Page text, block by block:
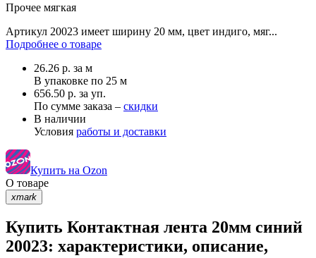
Прочее мягкая
Артикул 20023 имеет ширину 20 мм, цвет индиго, мяг...
Подробнее о товаре
26.26 р. за м
В упаковке по 25 м
656.50 р. за уп.
По сумме заказа – скидки
В наличии
Условия работы и доставки
Купить на Ozon
О товаре
xmark
Купить Контактная лента 20мм синий
20023: характеристики, описание,